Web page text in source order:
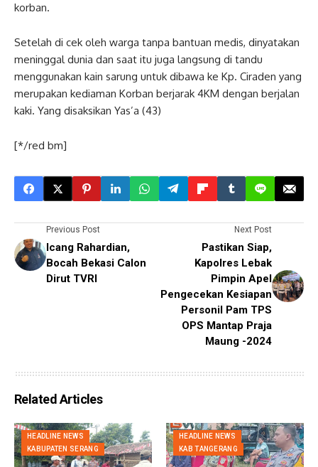
korban.
Setelah di cek oleh warga tanpa bantuan medis, dinyatakan
meninggal dunia dan saat itu juga langsung di tandu
menggunakan kain sarung untuk dibawa ke Kp. Ciraden yang
merupakan kediaman Korban berjarak 4KM dengan berjalan
kaki. Yang disaksikan Yas’a (43)
[*/red bm]
Previous Post
Icang Rahardian,
Bocah Bekasi Calon
Dirut TVRI
Next Post
Pastikan Siap,
Kapolres Lebak
Pimpin Apel
Pengecekan Kesiapan
Personil Pam TPS
OPS Mantap Praja
Maung -2024
Related Articles
HEADLINE NEWS
KABUPATEN SERANG
HEADLINE NEWS
KAB TANGERANG